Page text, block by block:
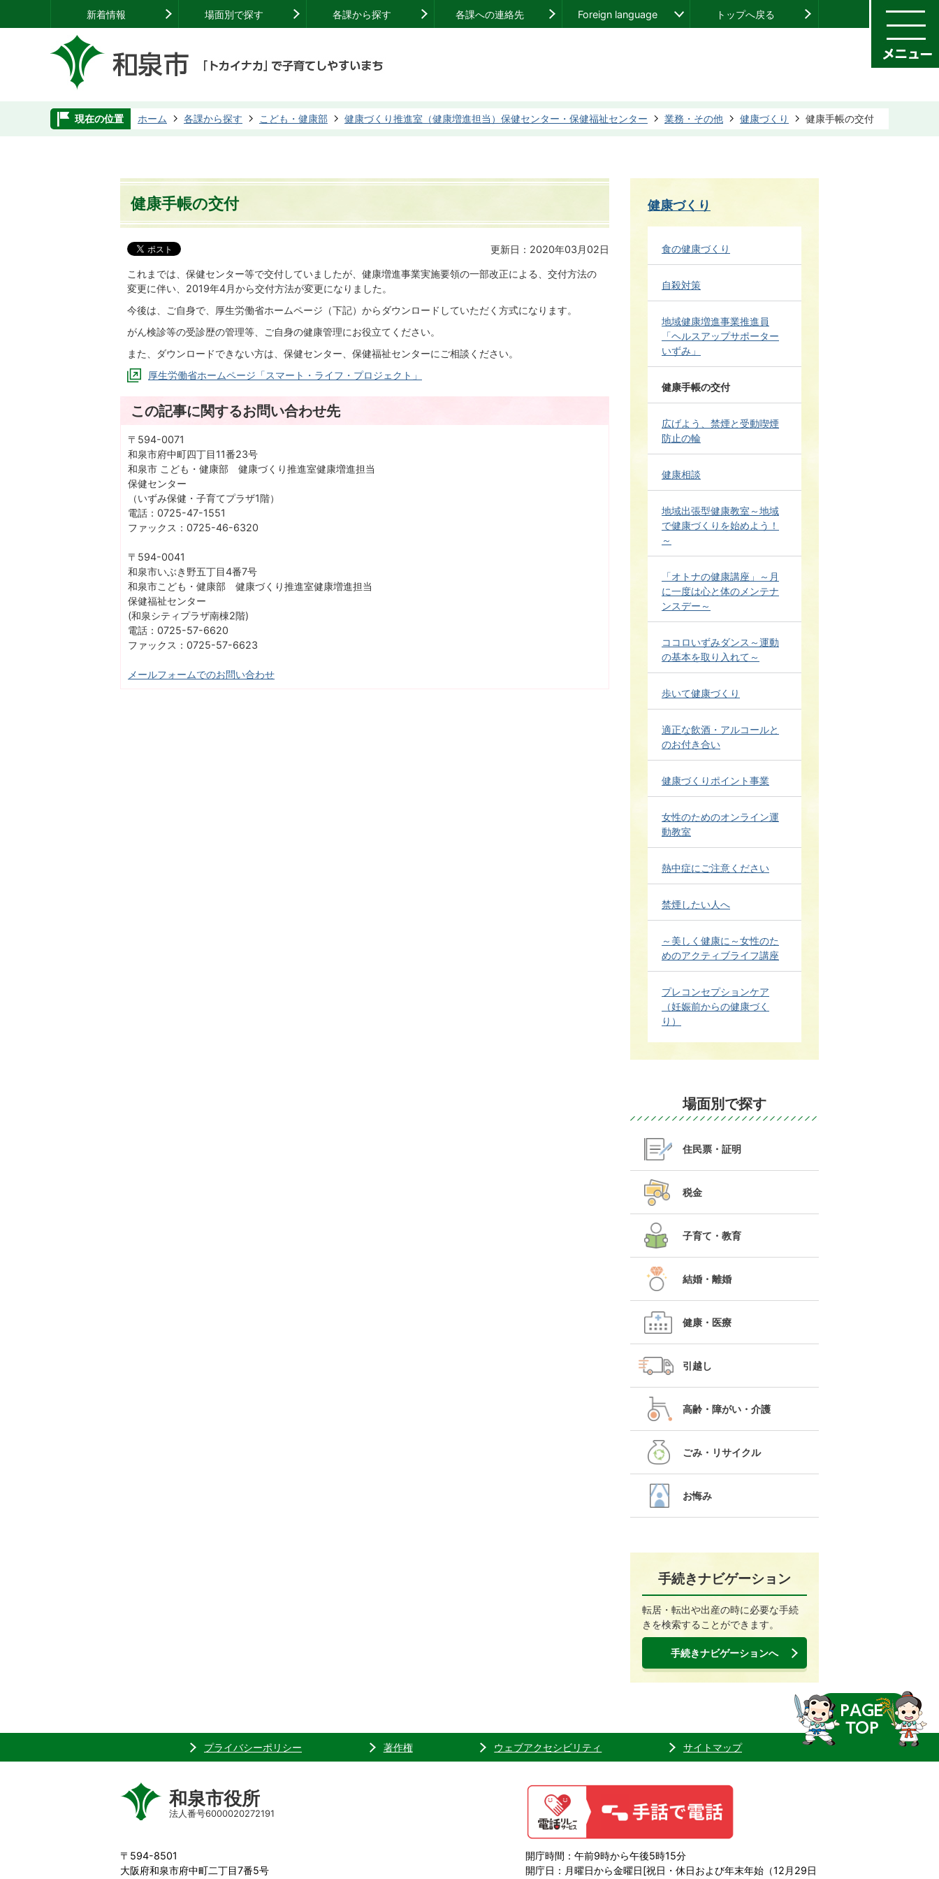
新着情報 場面別で探す 各課から探す 各課への連絡先 Foreign language トップへ戻る
現在の位置 ホーム 各課から探す こども・健康部 健康づくり推進室（健康増進担当）保健センター・保健福祉センター 業務・その他 健康づくり 健康手帳の交付
健康手帳の交付
更新日：2020年03月02日
これまでは、保健センター等で交付していましたが、健康増進事業実施要領の一部改正による、交付方法の
変更に伴い、2019年4月から交付方法が変更になりました。
今後は、ご自身で、厚生労働省ホームページ（下記）からダウンロードしていただく方式になります。
がん検診等の受診歴の管理等、ご自身の健康管理にお役立てください。
また、ダウンロードできない方は、保健センター、保健福祉センターにご相談ください。
厚生労働省ホームページ「スマート・ライフ・プロジェクト」
この記事に関するお問い合わせ先
〒594-0071
和泉市府中町四丁目11番23号
和泉市 こども・健康部 健康づくり推進室健康増進担当
保健センター
（いずみ保健・子育てプラザ1階）
電話：0725-47-1551
ファックス：0725-46-6320
〒594-0041
和泉市いぶき野五丁目4番7号
和泉市こども・健康部 健康づくり推進室健康増進担当
保健福祉センター
(和泉シティプラザ南棟2階)
電話：0725-57-6620
ファックス：0725-57-6623
メールフォームでのお問い合わせ
健康づくり
食の健康づくり
自殺対策
地域健康増進事業推進員
「ヘルスアップサポーター
いずみ」
健康手帳の交付
広げよう、禁煙と受動喫煙
防止の輪
健康相談
地域出張型健康教室～地域
で健康づくりを始めよう！
～
「オトナの健康講座」～月
に一度は心と体のメンテナ
ンスデー～
ココロいずみダンス～運動
の基本を取り入れて～
歩いて健康づくり
適正な飲酒・アルコールと
のお付き合い
健康づくりポイント事業
女性のためのオンライン運
動教室
熱中症にご注意ください
禁煙したい人へ
～美しく健康に～女性のた
めのアクティブライフ講座
プレコンセプションケア
（妊娠前からの健康づく
り）
場面別で探す
住民票・証明
税金
子育て・教育
結婚・離婚
健康・医療
引越し
高齢・障がい・介護
ごみ・リサイクル
お悔み
手続きナビゲーション
転居・転出や出産の時に必要な手続
きを検索することができます。
手続きナビゲーションへ
プライバシーポリシー 著作権 ウェブアクセシビリティ サイトマップ
和泉市役所
法人番号6000020272191
〒594-8501
大阪府和泉市府中町二丁目7番5号
開庁時間：午前9時から午後5時15分
開庁日：月曜日から金曜日[祝日・休日および年末年始（12月29日